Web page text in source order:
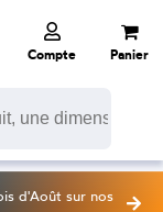
Compte Panier
d'Août sur nos